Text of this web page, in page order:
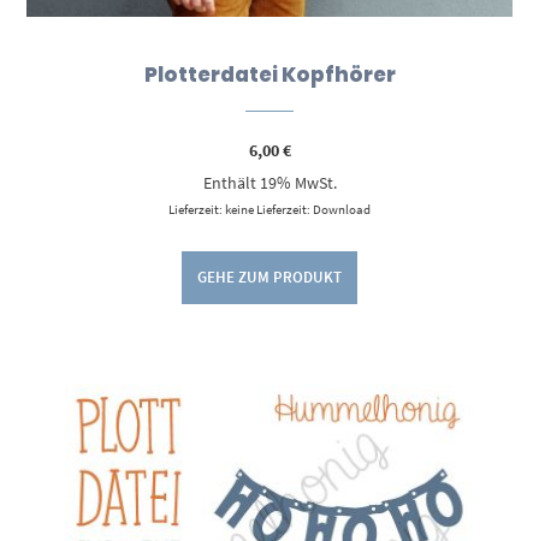
Plotterdatei Kopfhörer
6,00€
Enthält 19% MwSt.
Lieferzeit: keine Lieferzeit: Download
GEHE ZUM PRODUKT